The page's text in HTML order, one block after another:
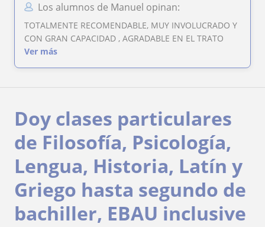
Los alumnos de Manuel opinan:
TOTALMENTE RECOMENDABLE, MUY INVOLUCRADO Y
CON GRAN CAPACIDAD , AGRADABLE EN EL TRATO
Ver más
Doy clases particulares
de Filosofía, Psicología,
Lengua, Historia, Latín y
Griego hasta segundo de
bachiller, EBAU inclusive